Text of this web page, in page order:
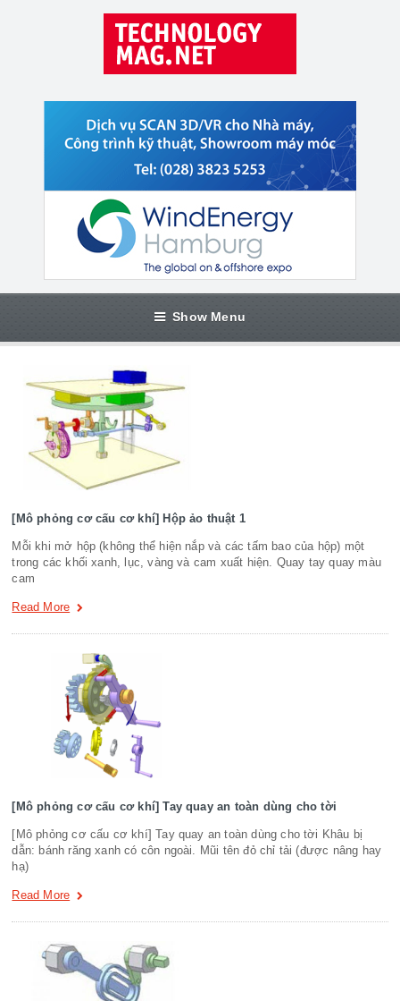
Show Menu
[Mô phỏng cơ cấu cơ khí] Hộp ảo thuật 1
Mỗi khi mở hộp (không thể hiện nắp và các tấm bao của hộp) một
trong các khối xanh, lục, vàng và cam xuất hiện. Quay tay quay màu
cam
Read More
[Mô phỏng cơ cấu cơ khí] Tay quay an toàn dùng cho tời
[Mô phỏng cơ cấu cơ khí] Tay quay an toàn dùng cho tời Khâu bị
dẫn: bánh răng xanh có côn ngoài. Mũi tên đỏ chỉ tải (được nâng hay
hạ)
Read More